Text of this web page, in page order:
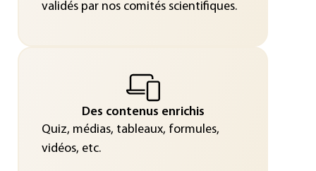
validés par nos comités scientifiques.
Des contenus enrichis
Quiz, médias, tableaux, formules,
vidéos, etc.